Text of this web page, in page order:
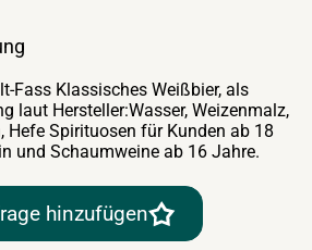
Fass Klassisches Weißbier, als
laut Hersteller:Wasser, Weizenmalz,
Hefe Spirituosen für Kunden ab 18
und Schaumweine ab 16 Jahre.
hinzufügen